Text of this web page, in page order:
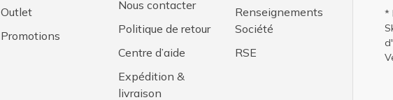
Outlet
Promotions
Nous contacter
Politique de retour
Centre d’aide
Expédition &
livraison
Renseignements
Société
RSE
*